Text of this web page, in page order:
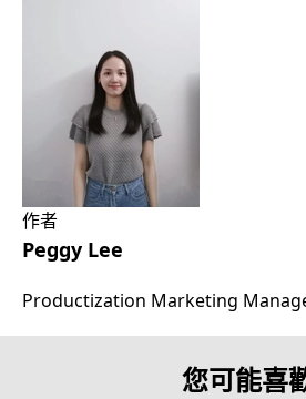
作者
Peggy Lee
Productization Marketing
您可能喜